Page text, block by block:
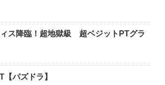
ス降臨！超地獄級 超ベジットPTグラ
パズドラ】